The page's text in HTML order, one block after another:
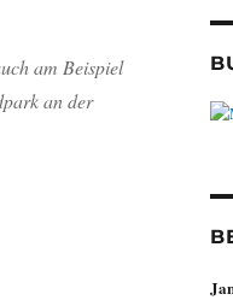
am Beispiel
an der